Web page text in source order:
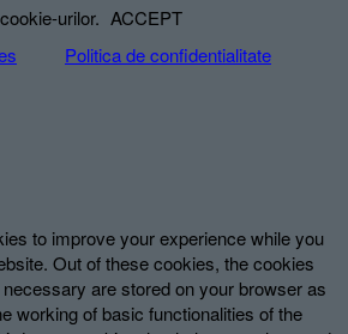
urilor. ACCEPT
Politica de confidentialitate
to improve your experience while you
Out of these cookies, the cookies
are stored on your browser as
working of basic functionalities of the